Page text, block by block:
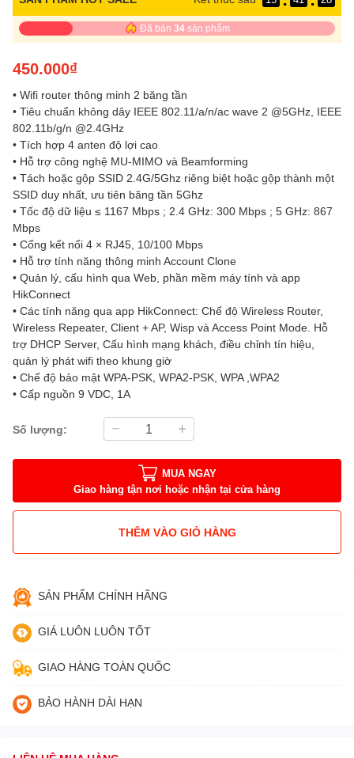
Đã bán 34sản phẩm
450.000₫
• Wifi router thông minh 2 băng tần
• Tiêu chuẩn không dây IEEE 802.11/a/n/ac wave 2 @5GHz, IEEE
802.11b/g/n @2.4GHz
• Tích hợp 4 anten độ lợi cao
• Hỗ trợ công nghệ MU-MIMO và Beamforming
• Tách hoặc gộp SSID 2.4G/5Ghz riêng biệt hoặc gộp thành một
SSID duy nhất, ưu tiên băng tần 5Ghz
• Tốc độ dữ liệu ≤ 1167 Mbps ; 2.4 GHz: 300 Mbps ; 5 GHz: 867
Mbps
• Cổng kết nối 4 × RJ45, 10/100 Mbps
• Hỗ trợ tính năng thông minh Account Clone
• Quản lý, cấu hình qua Web, phần mềm máy tính và app
HikConnect
• Các tính năng qua app HikConnect: Chế độ Wireless Router,
Wireless Repeater, Client + AP, Wisp và Access Point Mode. Hỗ
trợ DHCP Server, Cấu hình mạng khách, điều chỉnh tín hiệu,
quản lý phát wifi theo khung giờ
• Chế độ bảo mật WPA-PSK, WPA2-PSK, WPA ,WPA2
• Cấp nguồn 9 VDC, 1A
Số lượng:
MUA NGAY
Giao hàng tận nơi hoặc nhận tại cửa hàng
THÊM VÀO GIỎ HÀNG
SẢN PHẨM CHÍNH HÃNG
GIÁ LUÔN LUÔN TỐT
GIAO HÀNG TOÀN QUỐC
BẢO HÀNH DÀI HẠN